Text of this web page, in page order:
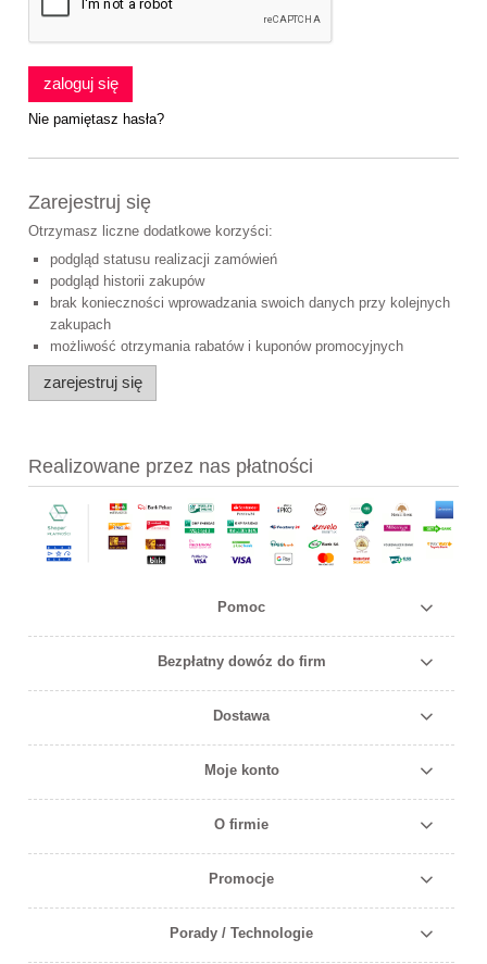
zaloguj się
Nie pamiętasz hasła?
Zarejestruj się
Otrzymasz liczne dodatkowe korzyści:
podgląd statusu realizacji zamówień
podgląd historii zakupów
brak konieczności wprowadzania swoich danych przy kolejnych
zakupach
możliwość otrzymania rabatów i kuponów promocyjnych
zarejestruj się
Realizowane przez nas płatności
Pomoc
Bezpłatny dowóz do firm
Dostawa
Moje konto
O firmie
Promocje
Porady / Technologie